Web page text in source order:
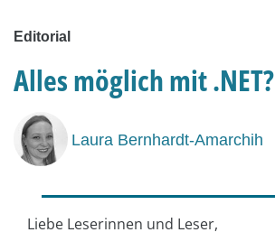
Editorial
Alles möglich mit .NET?
Laura Bernhardt-Amarchih
Liebe Leserinnen und Leser,